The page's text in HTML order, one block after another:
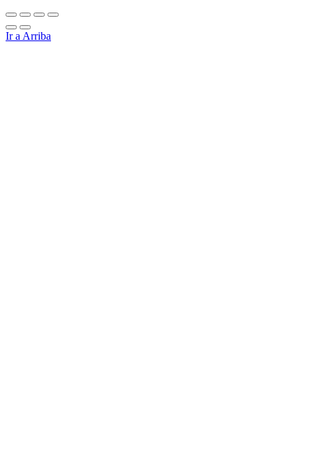
Ir a Arriba